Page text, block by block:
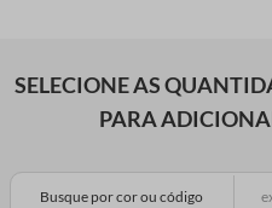
SELECIONE AS
PARA
Busque por cor ou código